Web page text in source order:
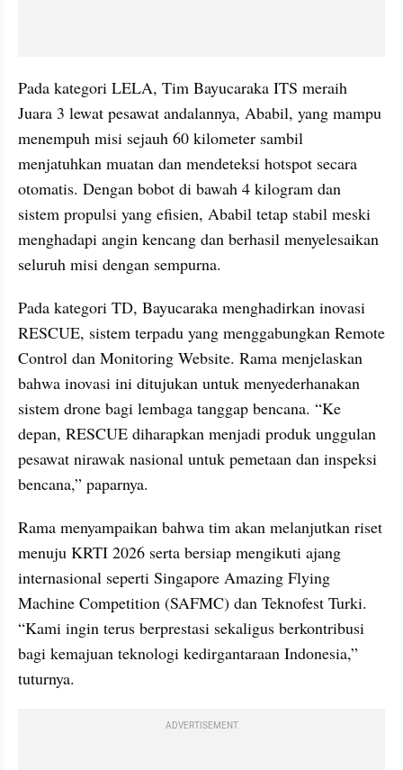
Pada kategori LELA, Tim Bayucaraka ITS meraih
Juara 3 lewat pesawat andalannya, Ababil, yang mampu
menempuh misi sejauh 60 kilometer sambil
menjatuhkan muatan dan mendeteksi hotspot secara
otomatis. Dengan bobot di bawah 4 kilogram dan
sistem propulsi yang efisien, Ababil tetap stabil meski
menghadapi angin kencang dan berhasil menyelesaikan
seluruh misi dengan sempurna.
Pada kategori TD, Bayucaraka menghadirkan inovasi
RESCUE, sistem terpadu yang menggabungkan Remote
Control dan Monitoring Website. Rama menjelaskan
bahwa inovasi ini ditujukan untuk menyederhanakan
sistem drone bagi lembaga tanggap bencana. “Ke
depan, RESCUE diharapkan menjadi produk unggulan
pesawat nirawak nasional untuk pemetaan dan inspeksi
bencana,” paparnya.
Rama menyampaikan bahwa tim akan melanjutkan riset
menuju KRTI 2026 serta bersiap mengikuti ajang
internasional seperti Singapore Amazing Flying
Machine Competition (SAFMC) dan Teknofest Turki.
“Kami ingin terus berprestasi sekaligus berkontribusi
bagi kemajuan teknologi kedirgantaraan Indonesia,”
tuturnya.
ADVERTISEMENT